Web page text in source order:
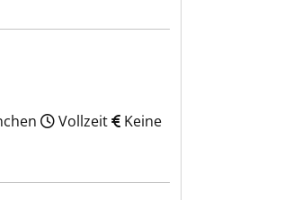
Vollzeit
Keine